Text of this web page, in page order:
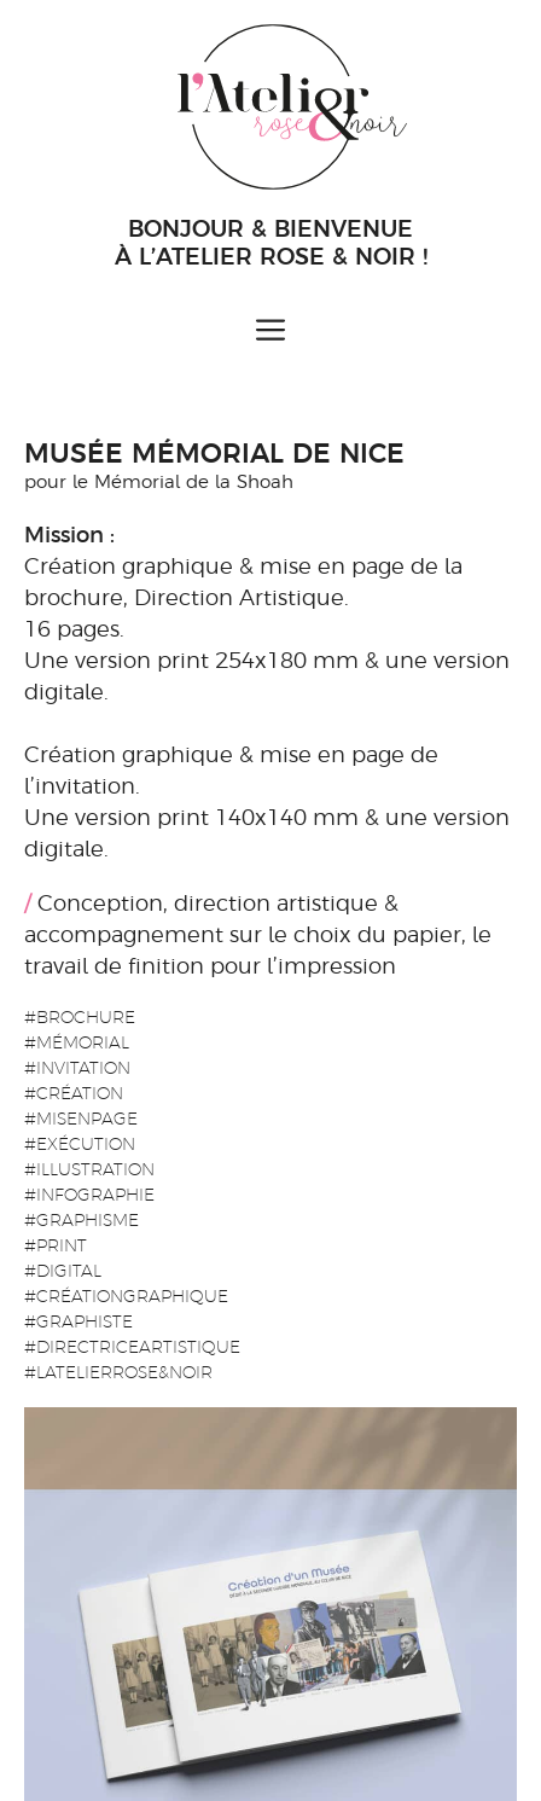
BONJOUR & BIENVENUE
À L’ATELIER ROSE & NOIR !
MENU
MUSÉE MÉMORIAL DE NICE
pour le Mémorial de la Shoah
Mission :
Création graphique & mise en page de la
brochure, Direction Artistique.
16 pages.
Une version print 254x180 mm & une version
digitale.
Création graphique & mise en page de
l’invitation.
Une version print 140x140 mm & une version
digitale.
Conception, direction artistique &
accompagnement sur le choix du papier, le
travail de finition pour l’impression
#BROCHURE
#MÉMORIAL
#INVITATION
#CRÉATION
#MISENPAGE
#EXÉCUTION
#ILLUSTRATION
#INFOGRAPHIE
#GRAPHISME
#PRINT
#DIGITAL
#CRÉATIONGRAPHIQUE
#GRAPHISTE
#DIRECTRICEARTISTIQUE
#LATELIERROSE&NOIR